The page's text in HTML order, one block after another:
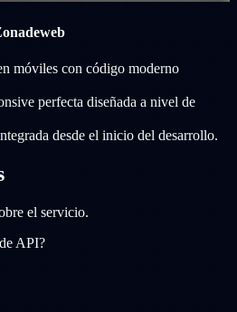
móviles con código moderno
perfecta diseñada a nivel de
desde el inicio del desarrollo.
el servicio.
API?